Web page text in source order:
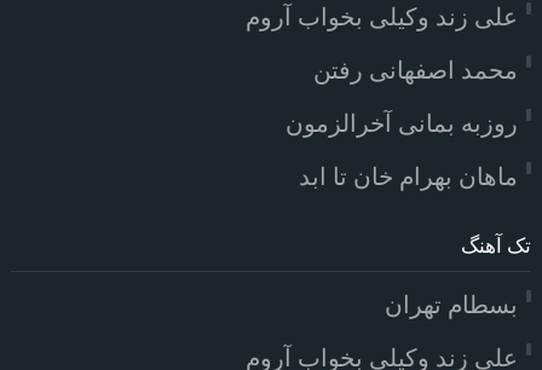
علی زند وکیلی بخواب آروم
محمد اصفهانی رفتن
روزبه بمانی آخرالزمون
ماهان بهرام خان تا ابد
تک آهنگ
بسطام تهران
علی زند وکیلی بخواب آروم